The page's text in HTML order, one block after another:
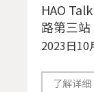
HAO
路第三站
2023日10
了解详细